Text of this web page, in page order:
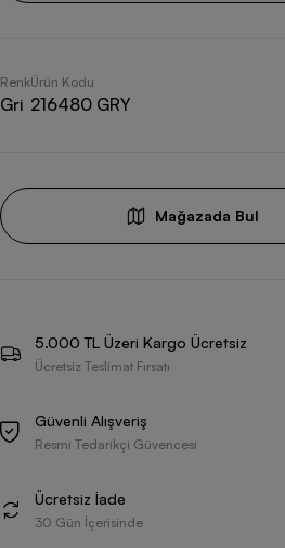
Renk
Gri
Ürün Kodu
216480 GRY
Mağazada Bul
5.000 TL Üzeri Kargo Ücretsiz
Ücretsiz Teslimat Fırsatı
Güvenli Alışveriş
Resmi Tedarikçi Güvencesi
Ücretsiz İade
30 Gün İçerisinde